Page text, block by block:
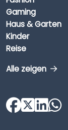
Gaming
Haus & Garten
Kinder
Reise
Alle zeigen